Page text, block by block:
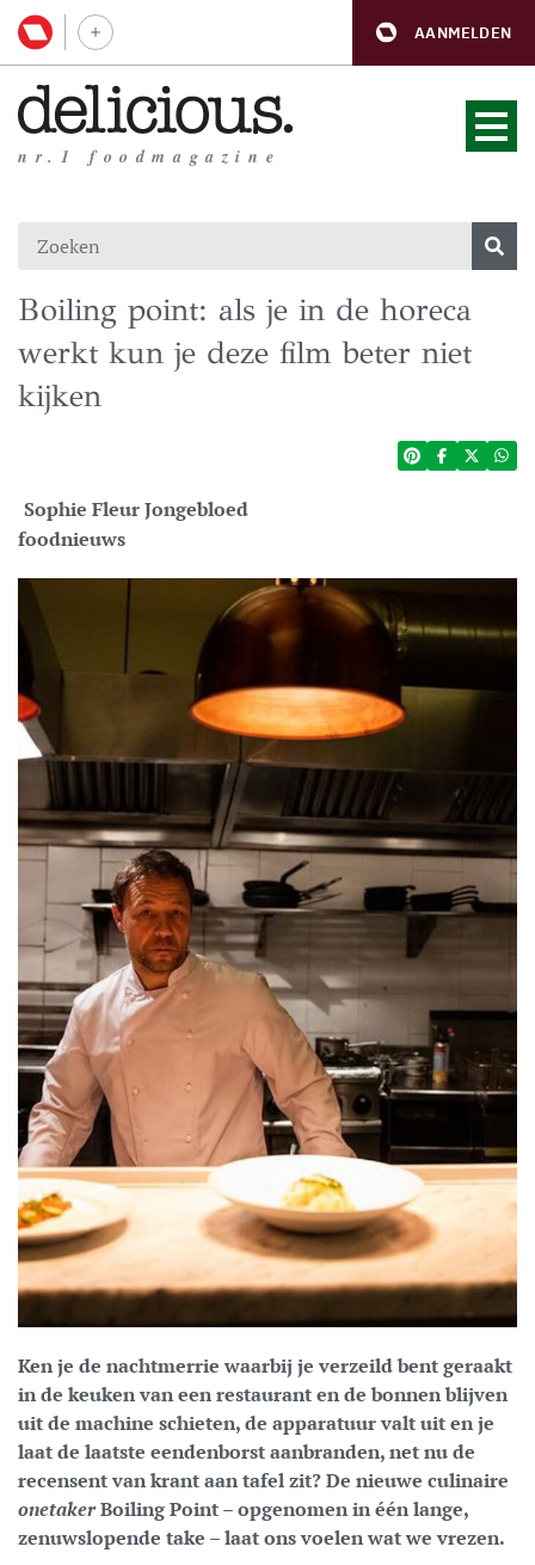
AANMELDEN
nr.1 foodmagazine
Boiling point: als je in de horeca
werkt kun je deze film beter niet
kijken
Sophie Fleur Jongebloed
foodnieuws
Ken je de nachtmerrie waarbij je verzeild bent geraakt
in de keuken van een restaurant en de bonnen blijven
uit de machine schieten, de apparatuur valt uit en je
laat de laatste eendenborst aanbranden, net nu de
recensent van krant aan tafel zit? De nieuwe culinaire
onetakerBoiling Point – opgenomen in één lange,
zenuwslopende take – laat ons voelen wat we vrezen.